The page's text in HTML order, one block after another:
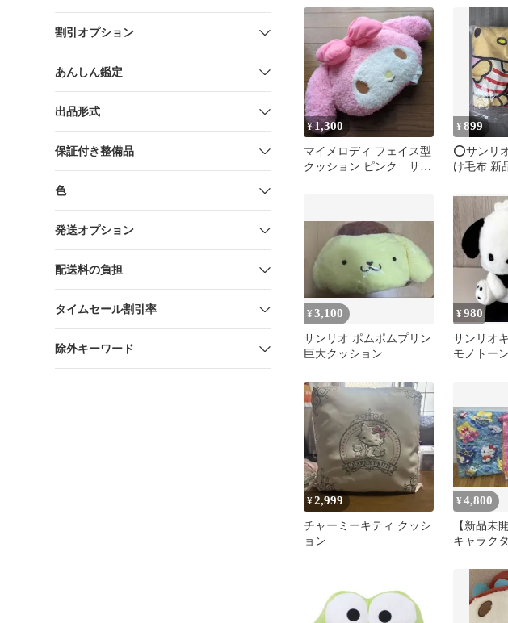
割引オプション
あんしん鑑定
出品形式
保証付き整備品
色
発送オプション
配送料の負担
タイムセール割引率
除外キーワード
¥1,300
マイメロディ フェイス型
クッション ピンク サン
¥899
⭕️サンリ
け毛布 新
¥3,100
サンリオ ポムポムプリン
巨大クッション
¥980
サンリオ
モノトー
¥2,999
チャーミーキティ クッシ
ョン
¥4,800
【新品未
キャラク